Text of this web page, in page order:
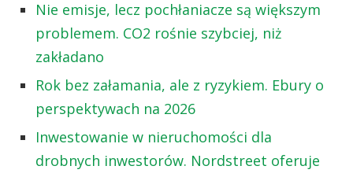
Nie emisje, lecz pochłaniacze są większym
problemem. CO2 rośnie szybciej, niż
zakładano
Rok bez załamania, ale z ryzykiem. Ebury o
perspektywach na 2026
Inwestowanie w nieruchomości dla
drobnych inwestorów. Nordstreet oferuje